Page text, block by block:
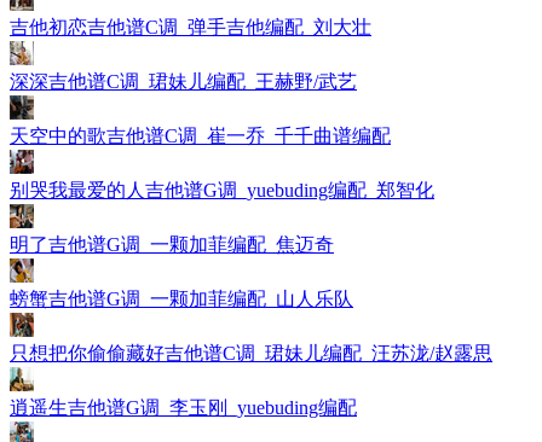
吉他初恋吉他谱C调_弹手吉他编配_刘大壮
深深吉他谱C调_珺妹儿编配_王赫野/武艺
天空中的歌吉他谱C调_崔一乔_千千曲谱编配
别哭我最爱的人吉他谱G调_yuebuding编配_郑智化
明了吉他谱G调_一颗加菲编配_焦迈奇
螃蟹吉他谱G调_一颗加菲编配_山人乐队
只想把你偷偷藏好吉他谱C调_珺妹儿编配_汪苏泷/赵露思
逍遥生吉他谱G调_李玉刚_yuebuding编配